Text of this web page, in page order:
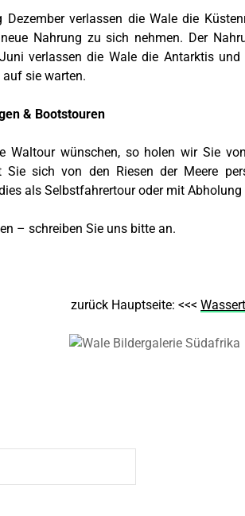
Dezember verlassen die Wale die
Nahrung zu sich nehmen. Der
verlassen die Wale die Antarktis
sie warten.
& Bootstouren
Waltour wünschen, so holen wir Sie
Sie sich von den Riesen der Meere
als Selbstfahrertour oder mit
– schreiben Sie uns bitte an.
zurück Hauptseite: <<<